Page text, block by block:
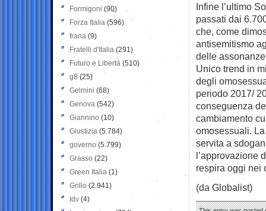
Infine l’ultimo
passati dai
che, come
antisemitismo
delle
Unico trend in
degli
periodo 2017/
conseguenza
cambiamento
omosessuali.
servita a
l’approvazione
respira oggi nei
(da Globalist)
Formigoni (90)
Forza Italia (596)
frana (9)
Fratelli d'Italia (291)
Futuro e Libertà (510)
g8 (25)
Gelmini (68)
Genova (542)
Giannino (10)
Giustizia (5.784)
governo (5.799)
Grasso (22)
Green Italia (1)
Grillo (2.941)
Idv (4)